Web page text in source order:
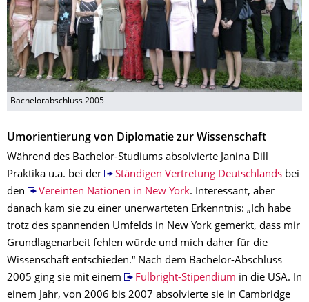
Bachelorabschluss 2005
Umorientierung von Diplomatie zur Wissenschaft
Während des Bachelor-Studiums absolvierte Janina Dill
Praktika u.a. bei der
Ständigen Vertretung Deutschlandsbei
den
Vereinten Nationen in New York. Interessant, aber
danach kam sie zu einer unerwarteten Erkenntnis: „Ich habe
trotz des spannenden Umfelds in New York gemerkt, dass mir
Grundlagenarbeit fehlen würde und mich daher für die
Wissenschaft entschieden.“ Nach dem Bachelor-Abschluss
2005 ging sie mit einem
Fulbright-Stipendium in die USA. In
einem Jahr, von 2006 bis 2007 absolvierte sie in Cambridge